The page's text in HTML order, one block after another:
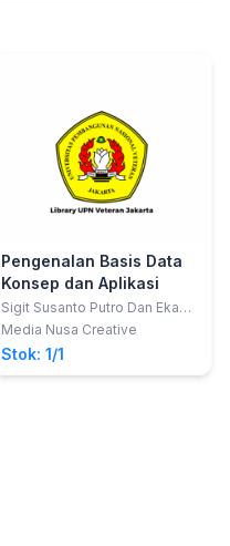
Pengenalan Basis Data
Konsep dan Aplikasi
Sigit Susanto Putro Dan Eka
Mala Sari Rochman
Media Nusa Creative
Stok: 1/1